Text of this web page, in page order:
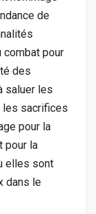
de
combat pour
des
saluer les
les sacrifices
pour la
pour la
elles sont
dans le